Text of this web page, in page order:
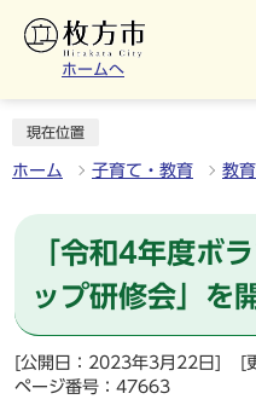
ホームへ
現在位置
ホーム 子育て・教育 教
「令和4年度ボ
ップ研修会」を
[公開日：2023年3月22日]
[
ページ番号：47663